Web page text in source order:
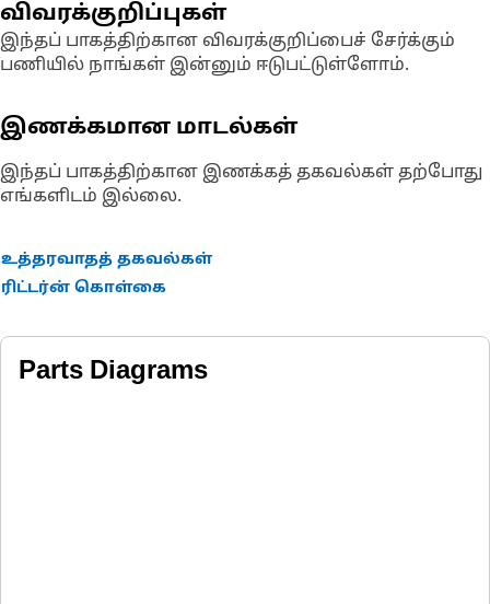
விவரக்குறிப்புகள்
இந்தப் பாகத்திற்கான விவரக்குறிப்பைச் சேர்க்கும்
பணியில் நாங்கள் இன்னும் ஈடுபட்டுள்ளோம்.
இணக்கமான மாடல்கள்
இந்தப் பாகத்திற்கான இணக்கத் தகவல்கள் தற்போது
எங்களிடம் இல்லை.
உத்தரவாதத் தகவல்கள்
ரிட்டர்ன் கொள்கை
Parts Diagrams